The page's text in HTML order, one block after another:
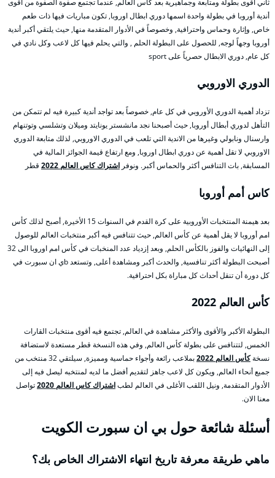
أندية أوروبا في بطولة واحدة اسمها دوري ابطال اوروبا, تكون مباريات فيها ذات طعم
خاص, وإثارة وحماس واحترافية, وخصوصاً في الأدوار المتقدمة منها, حيث يلتقي أكبر أندية
أوروبا وجهاً لوجه, للحصول على البطولة الحلم , والتي يحلم فيها كل لاعب وكل نادي في
كل عام, دوري الابطال حصرياً على sport
الدوري الاوروبي
تزداد أهمية الدوري الأوروبي في كل عام, خصوصاً بعد تواجد أندية كبيرة فيه لم تتمكن من
التأهل لدوري أبطال أوروبا, حيث أصبحنا نجد مانشستر يونايتد وميلان وتشلسي وتوتنهام
وارسنال ونابولي وغيرها من الاندية التي تلعب في الدوري الاوروبي, لذلك متابعة الدوري
الاوروبي لا تقل أهمية عن دوري ابطال اوروبا, ومع ارتفاع قيمة الجوائز المالية في
المسابقة, بات التنافس أكثر والحماس أكبر. ونوفر اشتراك كاس العالم 2022 قطر
كاس أمم أوروبا
بعد هيمنة المنتخبات الأوروبية على كرة القدم في السنوات 15 الأخيرة, أصبح لذلك كأس
امم أوروبا لا يقل أهمية عن كأس العالم, حيث تتنافس فيه أكبر منتخبات العالم للوصول
إلى النهائيات والفوز بالكأس الحلم, وبعد إزدياد عدد المنخبات في كأس امم اوروبا الى 32
أصبحت البطولة أكثر تنافسية, والحدث أكبر ومشاهدة أعلى, وتستعد bي ان سبورت في
كل دورة أن تنقل أحداث كل مباراة بكل احترافية.
كأس العالم 2022
البطولة الأكبر والأقوى والأكثر مشاهدة في العالم, تجتمع فيه أقوى منتخبات القارات
الخمس, لتتنافس على بطولة كأس العالم, وفي هذه النسخة قطر مستعدة لاستضافة
نسخةكأس العالم 2022
بملاعب رائعة وأجواء حماسية ومميزة, سيلتقي 32 منتخب من
جميع أنحاء العالم, ويكون كل لاعب جاهز لتقديم أفضل ما لديه لمنتخبه ليصل فيه إلى
الأدوار المتقدمة, ونيل اللقب الأغلى في العالم لطباشتراك كاس العالم 2020
تواصل
معنا الان.
أسئلة شائعة حول بي ان سبورت الكويت
ماهي طريقة معرفة تاريخ انتهاء الاشتراك الخاص بك؟